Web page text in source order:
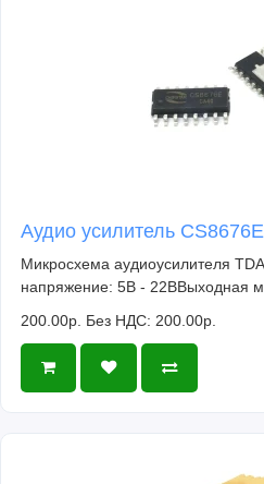
Аудио усилитель
Микросхема аудиоусилителя
напряжение: 5В - 22ВВыходная
200.00р. Без НДС: 200.00р.